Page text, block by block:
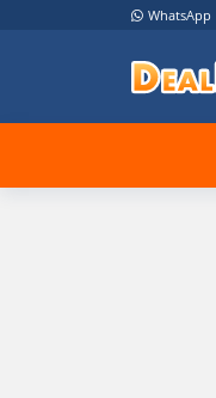
WhatsApp